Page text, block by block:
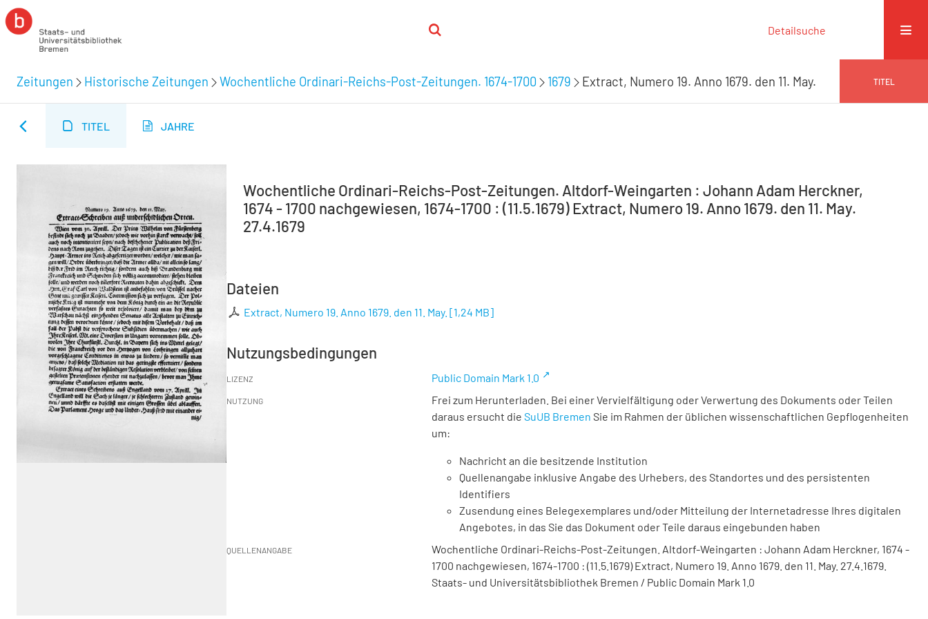
Detailsuche
Zeitungen Historische Zeitungen Wochentliche Ordinari-Reichs-Post-Zeitungen. 1674-1700 1679 Extract, Numero 19. Anno 1679. den 11. May. TITEL
TITEL JAHRE
Wochentliche Ordinari-Reichs-Post-Zeitungen. Altdorf-Weingarten : Johann Adam Herckner,
1674 - 1700 nachgewiesen, 1674-1700 : (11.5.1679) Extract, Numero 19. Anno 1679. den 11. May.
27.4.1679
Dateien
Extract, Numero 19. Anno 1679. den 11. May. [1,24 MB]
Nutzungsbedingungen
LIZENZ Public Domain Mark 1.0
NUTZUNG
Frei zum Herunterladen. Bei einer Vervielfältigung oder Verwertung des Dokuments oder Teilen
daraus ersucht die SuUB Bremen Sie im Rahmen der üblichen wissenschaftlichen Gepflogenheiten
um:
Nachricht an die besitzende Institution
Quellenangabe inklusive Angabe des Urhebers, des Standortes und des persistenten
Identifiers
Zusendung eines Belegexemplares und/oder Mitteilung der Internetadresse Ihres digitalen
Angebotes, in das Sie das Dokument oder Teile daraus eingebunden haben
QUELLENANGABE
Wochentliche Ordinari-Reichs-Post-Zeitungen. Altdorf-Weingarten : Johann Adam Herckner, 1674 -
1700 nachgewiesen, 1674-1700 : (11.5.1679) Extract, Numero 19. Anno 1679. den 11. May. 27.4.1679.
Staats- und Universitätsbibliothek Bremen / Public Domain Mark 1.0